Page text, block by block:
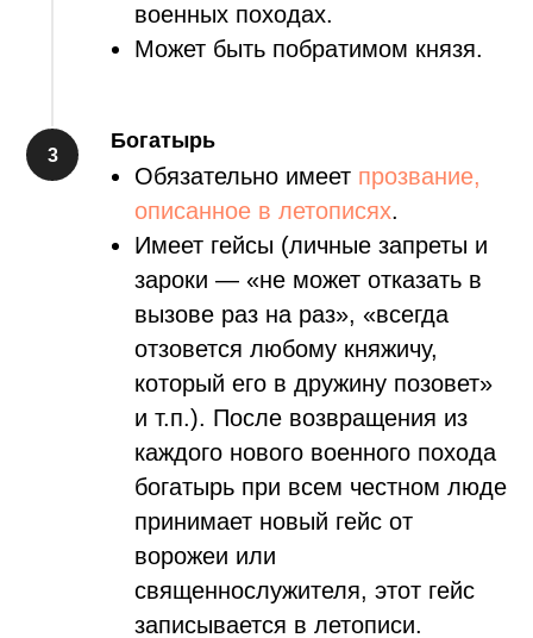
военных походах.
Может быть побратимом князя.
Богатырь
Обязательно имеет прозвание,
описанное в летописях.
Имеет гейсы (личные запреты и
зароки — «не может отказать в
вызове раз на раз», «всегда
отзовется любому княжичу,
который его в дружину позовет»
и т.п.). После возвращения из
каждого нового военного похода
богатырь при всем честном люде
принимает новый гейс от
ворожеи или
священнослужителя, этот гейс
записывается в летописи.